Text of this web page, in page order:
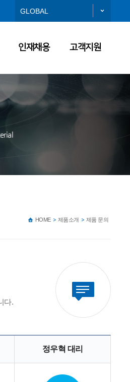
GLOBAL
인재채용 고객지원
HOME 제품소개 제품 문의
다.
정우혁 대리